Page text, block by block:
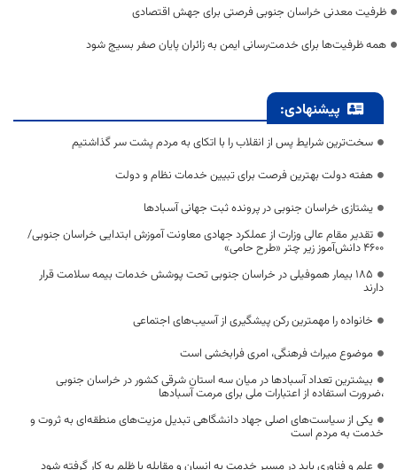
ظرفیت معدنی خراسان جنوبی فرصتی برای جهش اقتصادی
همه ظرفیت‌ها برای خدمت‌رسانی ایمن به زائران پایان صفر بسیج شود
پیشنهادی:
سخت‌ترین شرایط پس از انقلاب را با اتکای به مردم پشت سر گذاشتیم
هفته دولت بهترین فرصت برای تبیین خدمات نظام و دولت
یشتازی خراسان جنوبی در پرونده ثبت جهانی آسبادها
تقدیر مقام عالی وزارت از عملکرد جهادی معاونت آموزش ابتدایی خراسان جنوبی/
۴۶۰۰ دانش‌آموز زیر چتر «طرح حامی»
۱۸۵ بیمار هموفیلی در خراسان جنوبی تحت پوشش خدمات بیمه سلامت قرار
دارند
خانواده را مهمترین رکن پیشگیری از آسیب‌های اجتماعی
موضوع میراث فرهنگی، امری فرابخشی است
بیشترین تعداد آسبادها در میان سه استان شرقی کشور در خراسان جنوبی
،ضرورت استفاده از اعتبارات ملی برای مرمت آسبادها
یکی از سیاست‌های اصلی جهاد دانشگاهی تبدیل مزیت‌های منطقه‌ای به ثروت و
خدمت به مردم است
علم و فناوری باید در مسیر خدمت به انسان و مقابله با ظلم به کار گرفته شود